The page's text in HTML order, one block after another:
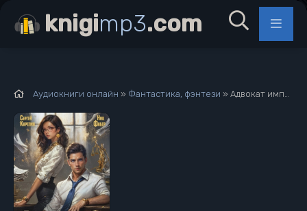
Аудиокниги онлайн » Фантастика, фэнтези » Адвокат империи - Сергей Карелин
knigimp3.com